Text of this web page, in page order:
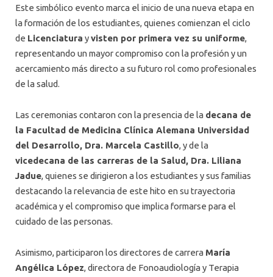
Este simbólico evento marca el inicio de una nueva etapa en
la formación de los estudiantes, quienes comienzan el ciclo
de Licenciatura yvisten por primera vez su uniforme,
representando un mayor compromiso con la profesión y un
acercamiento más directo a su futuro rol como profesionales
de la salud.
Las ceremonias contaron con la presencia de la decana de
la Facultad de Medicina Clínica Alemana Universidad
del Desarrollo, Dra. Marcela Castillo, y de la
vicedecana de las carreras de la Salud, Dra. Liliana
Jadue, quienes se dirigieron a los estudiantes y sus familias
destacando la relevancia de este hito en su trayectoria
académica y el compromiso que implica formarse para el
cuidado de las personas.
Asimismo, participaron los directores de carrera María
Angélica López, directora de Fonoaudiología y Terapia